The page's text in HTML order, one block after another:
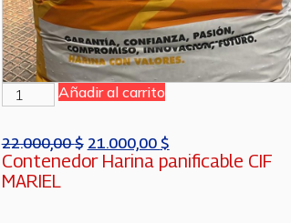
Añadir al carrito
22.000,00$ 21.000,00 $
Contenedor Harina panificable CIF
MARIEL